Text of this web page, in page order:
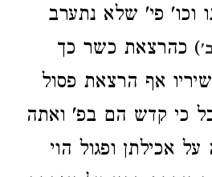
וכו' פי' שלא נתערב
) כהרצאת כשר כך
אף הרצאת פסול
כי קדש הם בפ' ואתה
אכילתן ופגול הוי